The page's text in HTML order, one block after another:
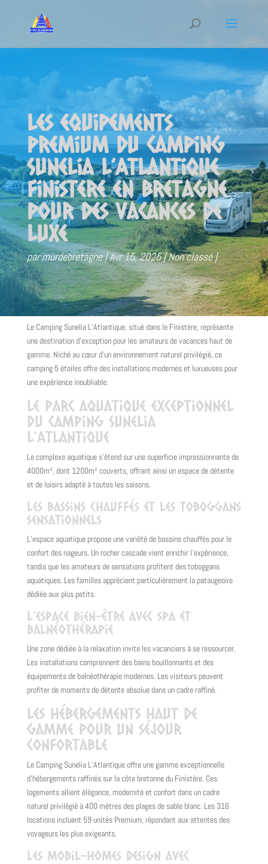
Les equipements
premium du Camping
Sunelia L’Atlantique
Finistere en Bretagne
pour des vacances de
luxe
parmurdebretagne Avr 15, 2025 Non classé
Le Camping Sunelia L’Atlantique, situé dans le Finistère, représente
une destination d’exception pour les amateurs de vacances haut de
gamme. Niché au cœur d’un environnement naturel privilégié, ce
camping 5 étoiles offre des installations modernes et luxueuses pour
une expérience inoubliable.
Le parc aquatique exceptionnel
du Camping Sunelia
L’Atlantique
Le complexe aquatique s’étend sur une superficie impressionnante de
4000m², dont 1200m² couverts, offrant ainsi un espace de détente
et de loisirs adapté à toutes les saisons.
Les bassins chauffés et les toboggans
sensationnels
L’espace aquatique propose une variété de bassins chauffés pour le
confort des nageurs. Un rocher cascade vient enrichir l’expérience,
tandis que les amateurs de sensations profitent des toboggans
aquatiques. Les familles apprécient particulièrement la pataugeoire
dédiée aux plus petits.
L’espace bien-être avec spa et
balnéothérapie
Une zone dédiée à la relaxation invite les vacanciers à se ressourcer.
Les installations comprennent des bains bouillonnants et des
équipements de balnéothérapie modernes. Les visiteurs peuvent
profiter de moments de détente absolue dans un cadre raffiné.
Les hébergements haut de
gamme pour un séjour
confortable
Le Camping Sunelia L’Atlantique offre une gamme exceptionnelle
d’hébergements raffinés sur la côte bretonne du Finistère. Ces
logements allient élégance, modernité et confort dans un cadre
naturel privilégié à 400 mètres des plages de sable blanc. Les 316
locations incluent 59 unités Premium, répondant aux attentes des
voyageurs les plus exigeants.
Les mobil-homes design avec